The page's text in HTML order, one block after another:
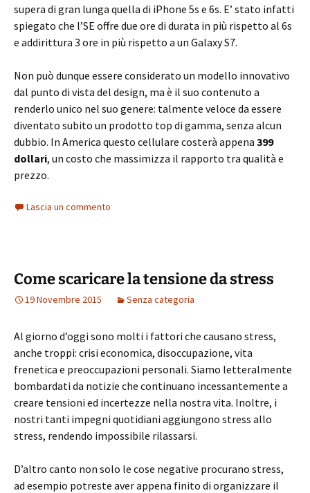
supera di gran lunga quella di iPhone 5s e 6s. E’ stato infatti
spiegato che l’SE offre due ore di durata in più rispetto al 6s
e addirittura 3 ore in più rispetto a un Galaxy S7.
Non può dunque essere considerato un modello innovativo
dal punto di vista del design, ma è il suo contenuto a
renderlo unico nel suo genere: talmente veloce da essere
diventato subito un prodotto top di gamma, senza alcun
dubbio. In America questo cellulare costerà appena 399
dollari, un costo che massimizza il rapporto tra qualità e
prezzo.
Lascia un commento
Come scaricare la tensione da stress
19 Novembre 2015 Senza categoria
Al giorno d’oggi sono molti i fattori che causano stress,
anche troppi: crisi economica, disoccupazione, vita
frenetica e preoccupazioni personali. Siamo letteralmente
bombardati da notizie che continuano incessantemente a
creare tensioni ed incertezze nella nostra vita. Inoltre, i
nostri tanti impegni quotidiani aggiungono stress allo
stress, rendendo impossibile rilassarsi.
D’altro canto non solo le cose negative procurano stress,
ad esempio potreste aver appena finito di organizzare il